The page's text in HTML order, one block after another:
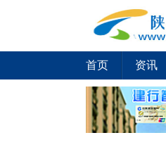
首页 资讯